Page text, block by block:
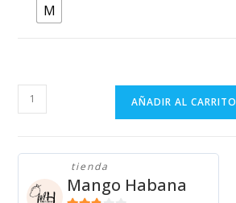
M
PULLOVER
DE
TOMMY
PLV706
AÑADIR AL CARRITO
tienda
Mango Habana